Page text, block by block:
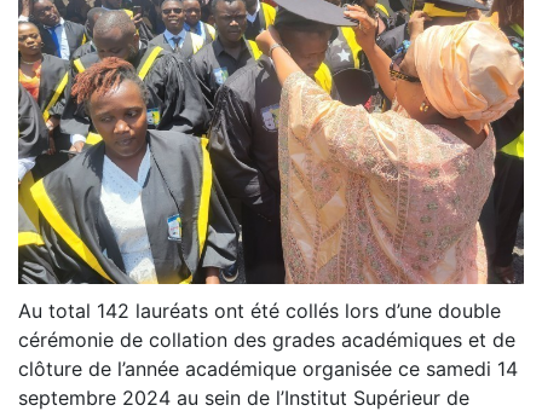
Au total 142 lauréats ont été collés lors d’une double
cérémonie de collation des grades académiques et de
clôture de l’année académique organisée ce samedi 14
septembre 2024 au sein de l’Institut Supérieur de